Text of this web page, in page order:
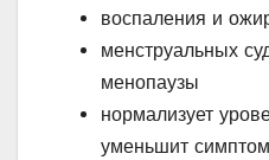
воспаления и
менструальных
менопаузы
нормализует
уменьшит